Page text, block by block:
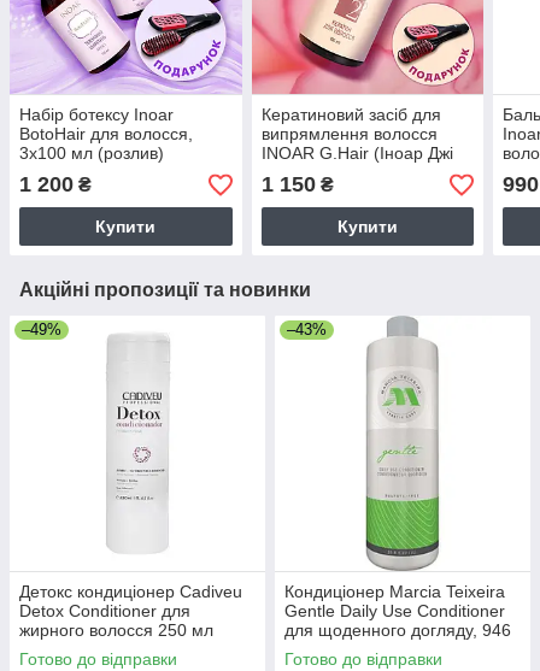
Набір ботексу Inoar
BotoHair для волосся,
3х100 мл (розлив)
1 200 ₴
Купити
Кератиновий засіб для
випрямлення волосся
INOAR G.Hair (Іноар Джі
Хаєр), 100 г (розлив)
1 150₴
Купити
990
Акційні пропозиції та новинки
–49%
Детокс кондиціонер Cadiveu
Detox Conditioner для
жирного волосся 250 мл
Готово до відправки
–43%
Кондиціонер Marcia Teixeira
Gentle Daily Use Conditioner
для щоденного догляду, 946
мл
Готово до відправки